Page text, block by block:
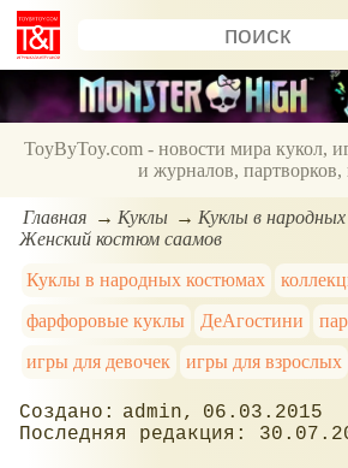
ToyByToy.com - новости мира кукол,
и журналов,
Главная Куклы
Куклы в
Женский костюм саамов
Куклы в народных костюмах
фарфоровые куклы
ДеАгостини
игры для девочек
игры для взрослых
admin
06.03.2015